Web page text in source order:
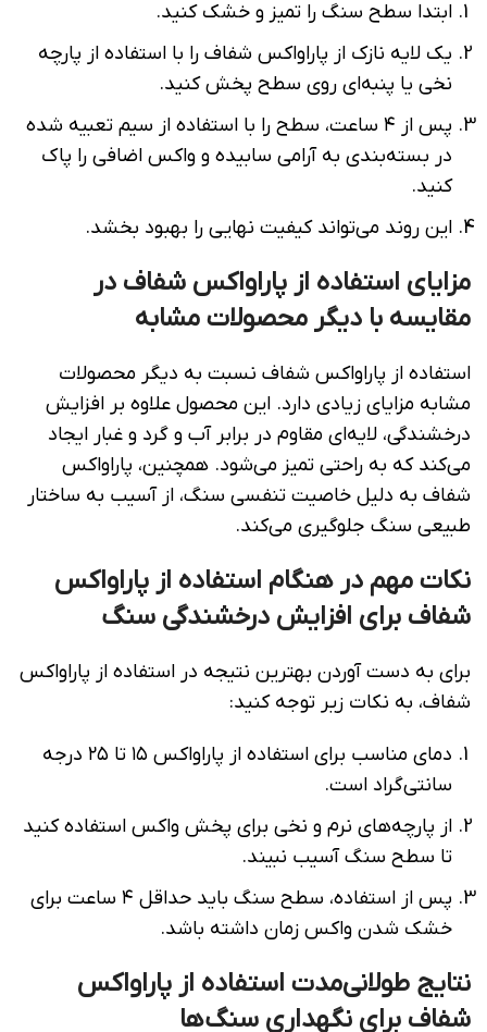
ابتدا سطح سنگ را تمیز و خشک کنید.
یک لایه نازک از پاراواکس شفاف را با استفاده از پارچه
نخی یا پنبه‌ای روی سطح پخش کنید.
پس از ۴ ساعت، سطح را با استفاده از سیم تعبیه شده
در بسته‌بندی به آرامی سابیده و واکس اضافی را پاک
کنید.
این روند می‌تواند کیفیت نهایی را بهبود بخشد.
مزایای استفاده از پاراواکس شفاف در
مقایسه با دیگر محصولات مشابه
استفاده از پاراواکس شفاف نسبت به دیگر محصولات
مشابه مزایای زیادی دارد. این محصول علاوه بر افزایش
درخشندگی، لایه‌ای مقاوم در برابر آب و گرد و غبار ایجاد
می‌کند که به راحتی تمیز می‌شود. همچنین، پاراواکس
شفاف به دلیل خاصیت تنفسی سنگ، از آسیب به ساختار
طبیعی سنگ جلوگیری می‌کند.
نکات مهم در هنگام استفاده از پاراواکس
شفاف برای افزایش درخشندگی سنگ
برای به دست آوردن بهترین نتیجه در استفاده از پاراواکس
شفاف، به نکات زیر توجه کنید:
دمای مناسب برای استفاده از پاراواکس ۱۵ تا ۲۵ درجه
سانتی‌گراد است.
از پارچه‌های نرم و نخی برای پخش واکس استفاده کنید
تا سطح سنگ آسیب نبیند.
پس از استفاده، سطح سنگ باید حداقل ۴ ساعت برای
خشک شدن واکس زمان داشته باشد.
نتایج طولانی‌مدت استفاده از پاراواکس
شفاف برای نگهداری سنگ‌ها